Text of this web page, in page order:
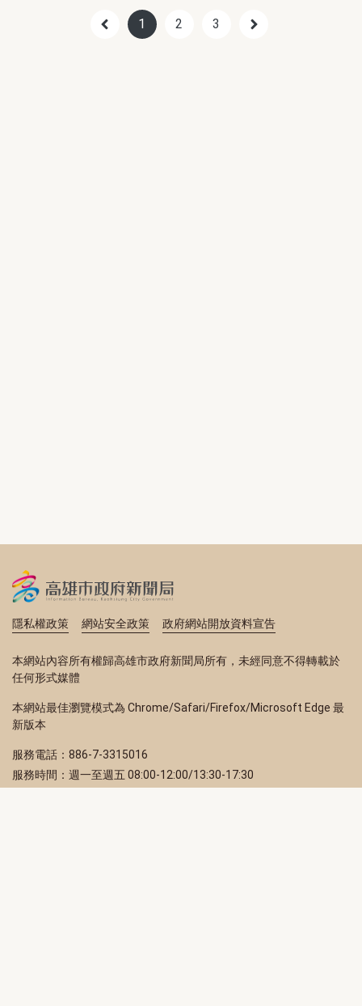
1 2 3
隱私權政策 網站安全政策 政府網站開放資料宣告
本網站內容所有權歸高雄市政府新聞局所有，未經同意不得轉載於
任何形式媒體
本網站最佳瀏覽模式為 Chrome/Safari/Firefox/Microsoft Edge 最
新版本
服務電話：886-7-3315016
服務時間：週一至週五 08:00-12:00/13:30-17:30